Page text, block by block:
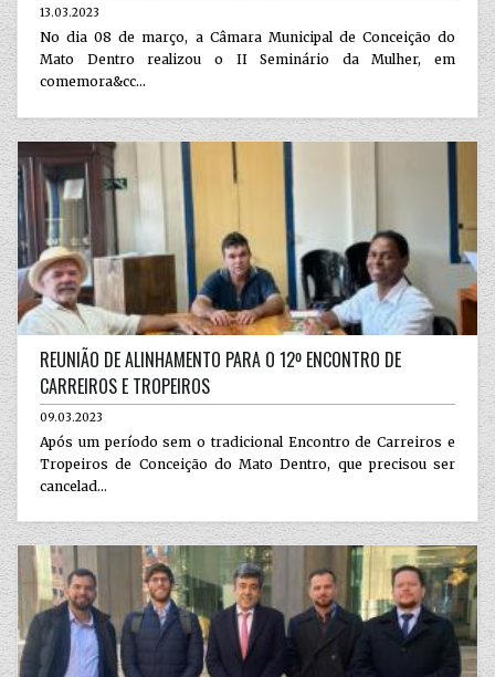
13.03.2023
No dia 08 de março, a Câmara Municipal de Conceição do
Mato Dentro realizou o II Seminário da Mulher, em
comemora&cc...
REUNIÃO DE ALINHAMENTO PARA O 12º ENCONTRO DE
CARREIROS E TROPEIROS
09.03.2023
Após um período sem o tradicional Encontro de Carreiros e
Tropeiros de Conceição do Mato Dentro, que precisou ser
cancelad...